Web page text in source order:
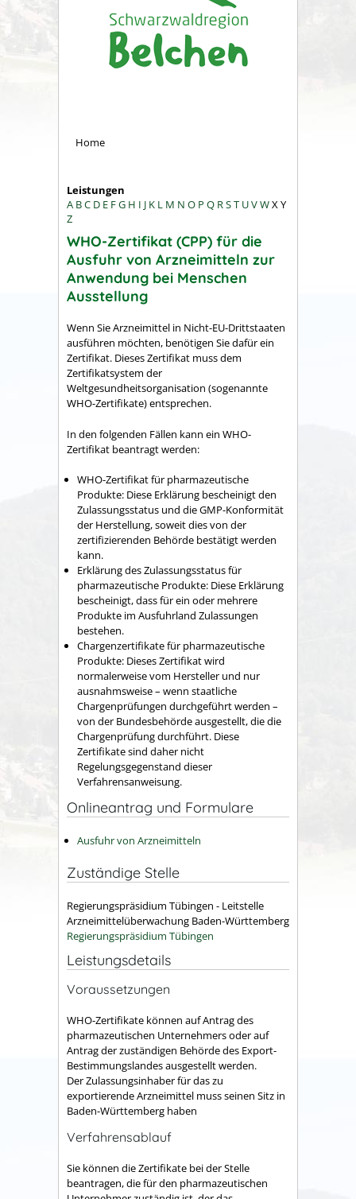
Home
Leistungen
A BC D E FG H I J K L M N O P Q RST UVWXY
Z
WHO-Zertifikat (CPP) für die
Ausfuhr von Arzneimitteln zur
Anwendung bei Menschen
Ausstellung
Wenn Sie Arzneimittel in Nicht-EU-Drittstaaten
ausführen möchten, benötigen Sie dafür ein
Zertifikat. Dieses Zertifikat muss dem
Zertifikatsystem der
Weltgesundheitsorganisation (sogenannte
WHO-Zertifikate) entsprechen.
In den folgenden Fällen kann ein WHO-
Zertifikat beantragt werden:
WHO-Zertifikat für pharmazeutische
Produkte: Diese Erklärung bescheinigt den
Zulassungsstatus und die GMP-Konformität
der Herstellung, soweit dies von der
zertifizierenden Behörde bestätigt werden
kann.
Erklärung des Zulassungsstatus für
pharmazeutische Produkte: Diese Erklärung
bescheinigt, dass für ein oder mehrere
Produkte im Ausfuhrland Zulassungen
bestehen.
Chargenzertifikate für pharmazeutische
Produkte: Dieses Zertifikat wird
normalerweise vom Hersteller und nur
ausnahmsweise – wenn staatliche
Chargenprüfungen durchgeführt werden –
von der Bundesbehörde ausgestellt, die die
Chargenprüfung durchführt. Diese
Zertifikate sind daher nicht
Regelungsgegenstand dieser
Verfahrensanweisung.
Onlineantrag und Formulare
Ausfuhr von Arzneimitteln
Zuständige Stelle
Regierungspräsidium Tübingen - Leitstelle
Arzneimittelüberwachung Baden-Württemberg
Regierungspräsidium Tübingen
Leistungsdetails
Voraussetzungen
WHO-Zertifikate können auf Antrag des
pharmazeutischen Unternehmers oder auf
Antrag der zuständigen Behörde des Export-
Bestimmungslandes ausgestellt werden.
Der Zulassungsinhaber für das zu
exportierende Arzneimittel muss seinen Sitz in
Baden-Württemberg haben
Verfahrensablauf
Sie können die Zertifikate bei derStelle
beantragen, diefür den pharmazeutischen